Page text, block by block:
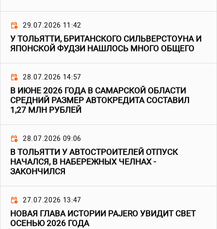
29.07.2026 11:42
У ТОЛЬЯТТИ, БРИТАНСКОГО СИЛЬВЕРСТОУНА И
ЯПОНСКОЙ ФУДЗИ НАШЛОСЬ МНОГО ОБЩЕГО
28.07.2026 14:57
В ИЮНЕ 2026 ГОДА В САМАРСКОЙ ОБЛАСТИ
СРЕДНИЙ РАЗМЕР АВТОКРЕДИТА СОСТАВИЛ
1,27 МЛН РУБЛЕЙ
28.07.2026 09:06
В ТОЛЬЯТТИ У АВТОСТРОИТЕЛЕЙ ОТПУСК
НАЧАЛСЯ, В НАБЕРЕЖНЫХ ЧЕЛНАХ -
ЗАКОНЧИЛСЯ
27.07.2026 13:47
НОВАЯ ГЛАВА ИСТОРИИ PAJERO УВИДИТ СВЕТ
ОСЕНЬЮ 2026 ГОДА